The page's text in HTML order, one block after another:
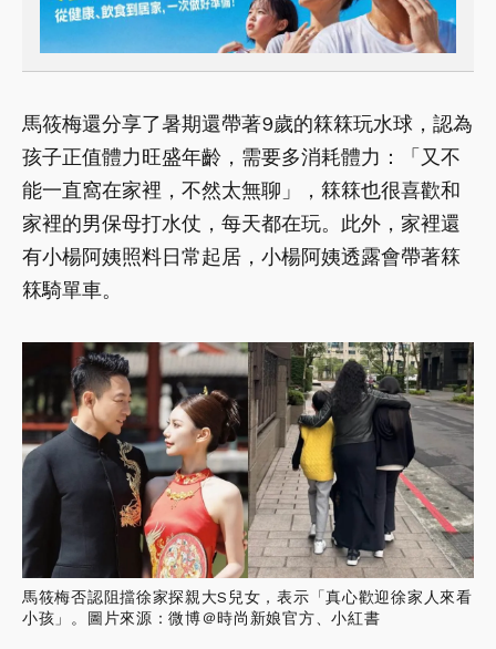
馬筱梅還分享了暑期還帶著9歲的箖箖玩水球，認為
孩子正值體力旺盛年齡，需要多消耗體力：「又不
能一直窩在家裡，不然太無聊」，箖箖也很喜歡和
家裡的男保母打水仗，每天都在玩。此外，家裡還
有小楊阿姨照料日常起居，小楊阿姨透露會帶著箖
箖騎單車。
馬筱梅否認阻擋徐家探親大S兒女，表示「真心歡迎徐家人來看
小孩」。圖片來源：微博＠時尚新娘官方、小紅書